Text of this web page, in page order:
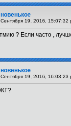
Сентября 19, 2016, 15:07:32
? Если часто ,
Сентября 19, 2016, 16:03:23